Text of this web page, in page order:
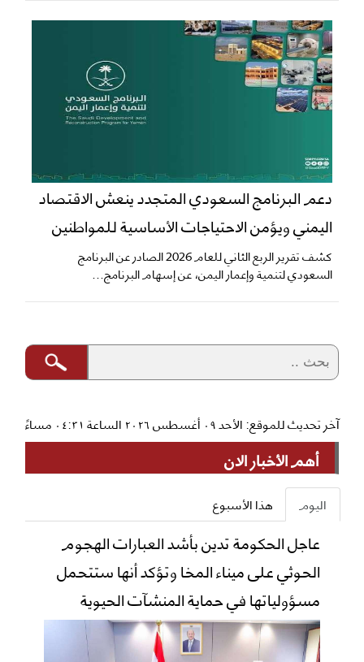
دعم البرنامج السعودي المتجدد ينعش الاقتصاد
اليمني ويؤمن الاحتياجات الأساسية للمواطنين
​كشف تقرير الربع الثاني للعام 2026 الصادر عن البرنامج
السعودي لتنمية وإعمار اليمن، عن إسهام البرنامج...
آخر تحديث للموقع: الأحد ٠٩ أغسطس ٢٠٢٦ الساعة ٠٤:٣١ مساءً
أهم الأخبار الان
اليوم هذا الأسبوع
عاجل الحكومة تدين بأشد العبارات الهجوم
الحوثي على ميناء المخا وتؤكد أنها ستتحمل
مسؤولياتها في حماية المنشآت الحيوية